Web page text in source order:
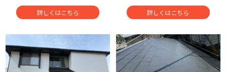
詳しくはこちら 詳しくはこちら